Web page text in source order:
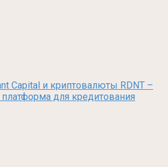
Capital и криптовалюты RDNT –
для кредитования